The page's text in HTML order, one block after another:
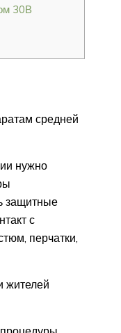
30В
средней
нужно
защитные
с
перчатки,
жителей